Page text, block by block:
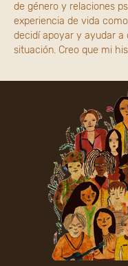
de género y relaciones
experiencia de vida
decidí apoyar y ayudar a
situación. Creo que mi